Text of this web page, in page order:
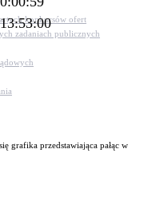
konkursów ofert
zadaniach publicznych
grafika przedstawiająca pałąc w